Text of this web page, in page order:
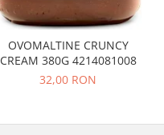
OVOMALTINE CRUNCY
CREAM 380G 4214081008
32,00 RON